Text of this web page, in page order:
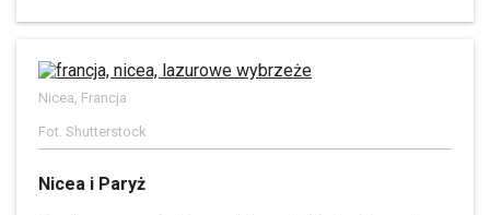
Nicea, Francja
Fot. Shutterstock
Nicea i Paryż